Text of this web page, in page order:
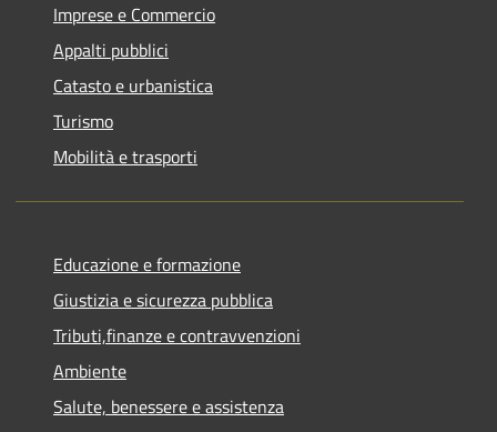
Imprese e Commercio
Appalti pubblici
Catasto e urbanistica
Turismo
Mobilità e trasporti
Educazione e formazione
Giustizia e sicurezza pubblica
Tributi,finanze e contravvenzioni
Ambiente
Salute, benessere e assistenza